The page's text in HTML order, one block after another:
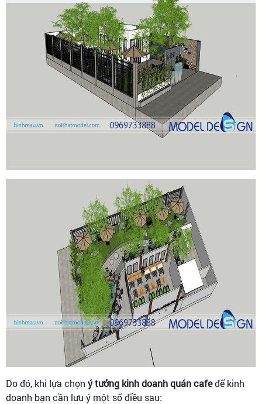
Do đó, khi lựa chọn ý tưởng kinh doanh quán cafeđể kinh
doanh bạn cần lưu ý một số điều sau: